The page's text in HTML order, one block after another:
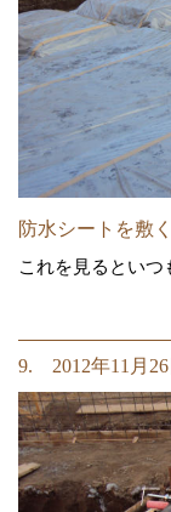
防水シートを敷く
これを見るとい
9. 2012年11月26